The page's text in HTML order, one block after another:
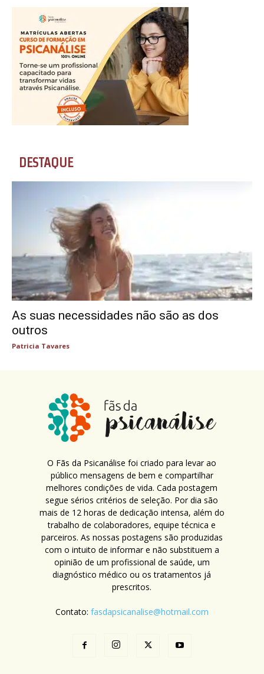
DESTAQUE
As suas necessidades não são as dos
outros
Patricia Tavares
O Fãs da Psicanálise foi criado para levar ao
público mensagens de bem e compartilhar
melhores condições de vida. Cada postagem
segue sérios critérios de seleção. Por dia são
mais de 12 horas de dedicação intensa, além do
trabalho de colaboradores, equipe técnica e
parceiros. As nossas postagens são produzidas
com o intuito de informar e não substituem a
opinião de um profissional de saúde, um
diagnóstico médico ou os tratamentos já
prescritos.
Contato: fasdapsicanalise@hotmail.com